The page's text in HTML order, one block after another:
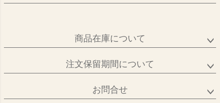
商品在庫について
注文保留期間について
お問合せ